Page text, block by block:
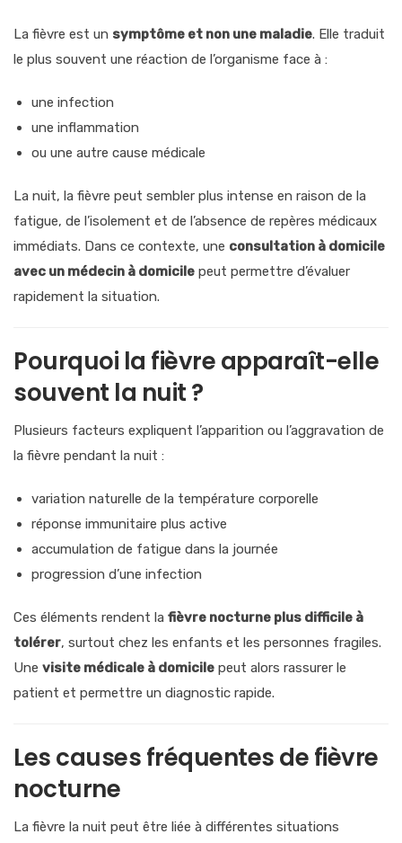
La fièvre est un symptôme et non une maladie. Elle traduit
le plus souvent une réaction de l’organisme face à :
une infection
une inflammation
ou une autre cause médicale
La nuit, la fièvre peut sembler plus intense en raison de la
fatigue, de l’isolement et de l’absence de repères médicaux
immédiats. Dans ce contexte, une consultation à domicile
avec un médecin à domicile peut permettre d’évaluer
rapidement la situation.
Pourquoi la fièvre apparaît-elle
souvent la nuit ?
Plusieurs facteurs expliquent l’apparition ou l’aggravation de
la fièvre pendant la nuit :
variation naturelle de la température corporelle
réponse immunitaire plus active
accumulation de fatigue dans la journée
progression d’une infection
Ces éléments rendent la fièvre nocturne plus difficile à
tolérer, surtout chez les enfants et les personnes fragiles.
Une visite médicale à domicile peut alors rassurer le
patient et permettre un diagnostic rapide.
Les causes fréquentes de fièvre
nocturne
La fièvre la nuit peut être liée à différentes situations